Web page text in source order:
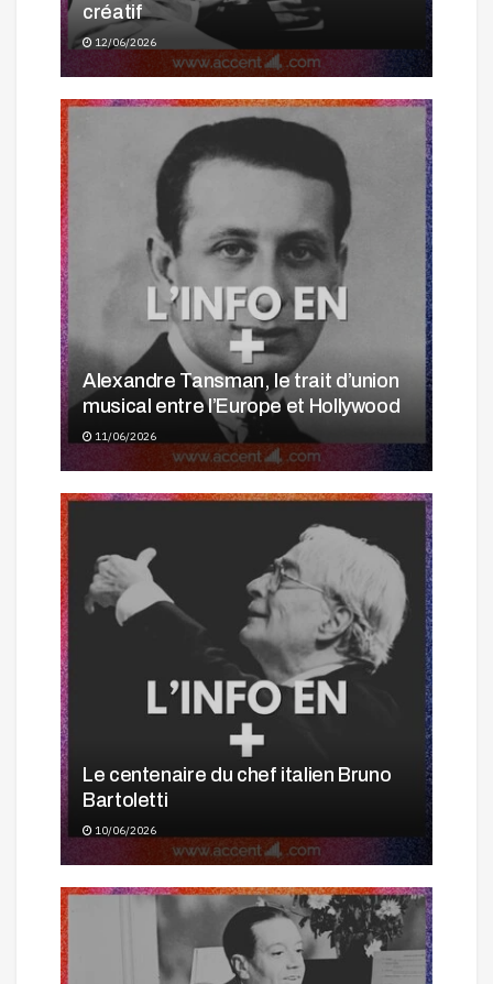
créatif
12/06/2026
Alexandre Tansman, le trait d’union
musical entre l’Europe et Hollywood
11/06/2026
Le centenaire du chef italien Bruno
Bartoletti
10/06/2026